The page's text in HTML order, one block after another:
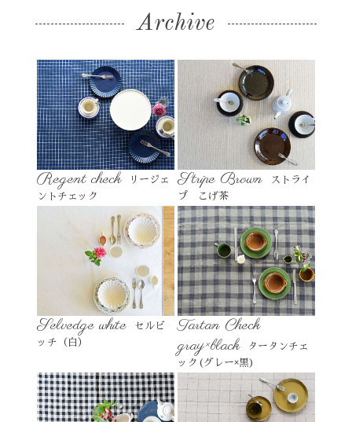
Archive
Regent check
リージェ
ントチェック
Stripe Brown
ストライ
プ こげ茶
Selvedge white
セルビ
ッチ（白）
Tartan Check
gray×black
タータンチェ
ック(グレー×黒)